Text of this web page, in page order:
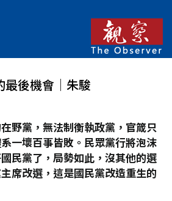
最後機會│朱駿
野黨，無法制衡執政黨，官箴只
一壞百事皆敗。民眾黨行將泡沫
民黨了，局勢如此，沒其他的選
席改選，這是國民黨改造重生的